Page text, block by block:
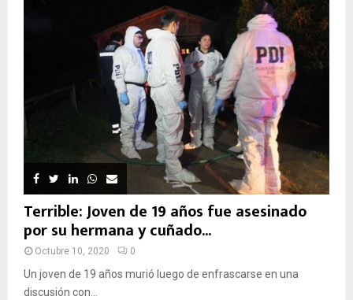
Terrible: Joven de 19 años fue asesinado
por su hermana y cuñado...
Octubre 10, 2020 0
Un joven de 19 años murió luego de enfrascarse en una
discusión con...